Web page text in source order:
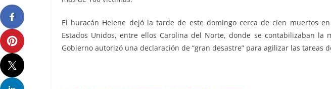
El huracán Helene dejó la tarde de este domingo cerca de cien muertos
Estados Unidos, entre ellos Carolina del Norte, donde se contabilizaban la
Gobierno autorizó una declaración de “gran desastre” para agilizar las tareas